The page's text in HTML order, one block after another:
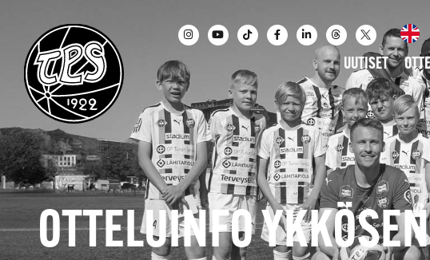
UUTISET
OTTELUINFO